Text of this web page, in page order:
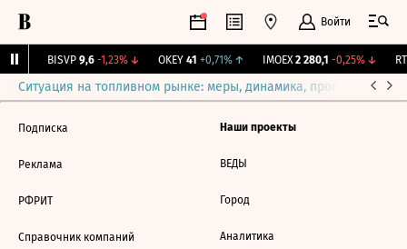
Войти
BISVP 9,6 -1,23%↓ OKEY 41 +0,71%↑ IMOEX 2 280,1 -0,25%↓
Ситуация на топливном рынке: меры, динамика, прогнозы
Подписка
Реклама
РФРИТ
Справочник компаний
Наши проекты
ВЕДЫ
Город
Аналитика